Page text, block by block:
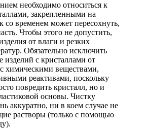
необходимо относиться к
закрепленными на
со временем может пересохнуть,
Чтобы этого не допустить,
от влаги и резких
Обязательно исключить
изделий с кристаллами от
химическими веществами,
реактивами, поскольку
повредить кристалл, но и
основы. Чистку
аккуратно, ни в коем случае не
растворы (только с помощью